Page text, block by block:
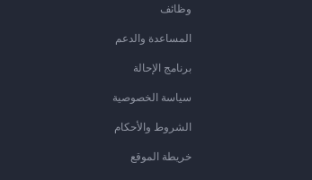
وظائف
المساعدة والدعم
برنامج الإحالة
سياسة الخصوصية
الشروط والأحكام
خريطة الموقع